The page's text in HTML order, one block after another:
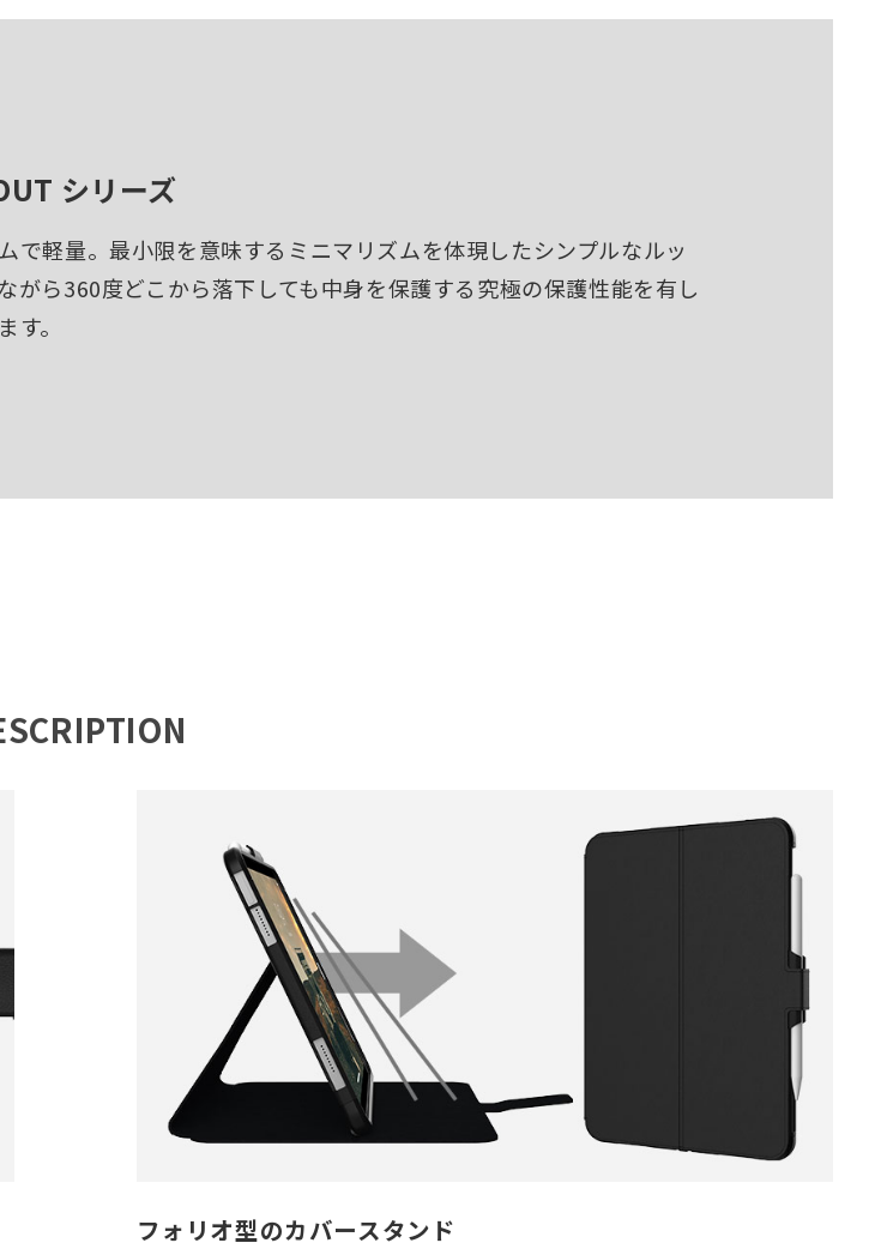
シリーズ
で軽量。最小限を意味するミニマリズムを体現したシンプルなルッ
がら360度どこから落下しても中身を保護する究極の保護性能を有し
す。
フォリオ型のカバースタンド